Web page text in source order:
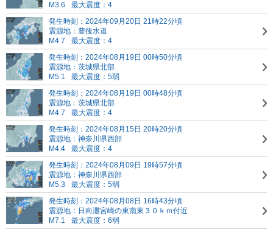
M3.6
最大震度：4
発生時刻：2024年09月20日 21時22分頃
震源地：豊後水道
M4.7
最大震度：4
発生時刻：2024年08月19日 00時50分頃
震源地：茨城県北部
M5.1
最大震度：5弱
発生時刻：2024年08月19日 00時48分頃
震源地：茨城県北部
M4.7
最大震度：4
発生時刻：2024年08月15日 20時20分頃
震源地：神奈川県西部
M4.4
最大震度：4
発生時刻：2024年08月09日 19時57分頃
震源地：神奈川県西部
M5.3
最大震度：5弱
発生時刻：2024年08月08日 16時43分頃
震源地：日向灘宮崎の東南東３０ｋｍ付近
M7.1
最大震度：6弱